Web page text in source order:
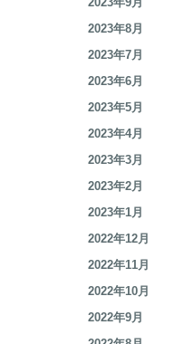
2023年11月
2023年10月
2023年9月
2023年8月
2023年7月
2023年6月
2023年5月
2023年4月
2023年3月
2023年2月
2023年1月
2022年12月
2022年11月